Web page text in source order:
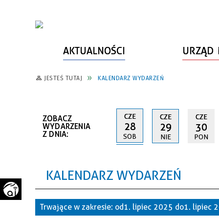
AKTUALNOŚCI URZĄD
WŁADZE MIASTA
URZĄD STANU CYWILNEGO
STRATEGIE, PLANY, PROGRAMY
FUNDUSZE ZEWNĘTRZNE
INFORMACJE O MIEŚCIE
PARTNERZY, NGO
JEDNOSTKI MIEJSKIE
INWESTYCJE MIEJSKIE
POWIATOWY LIDER
PRZEDSIĘBIORCZOŚCI
SPORT
SZLAKI TURYSTYCZNE
ZAŁATW SPRAWĘ
BEZPIECZEŃSTWO
ZWIERZĘTA W GMINIE
INFORMATOR
KOMUNIKACJA I TRANSPORT
JESTEŚ TUTAJ KALENDARZ WYDARZEŃ
ZOBACZ
WYDARZENIA
Z DNIA:
CZE
28
SOB
CZE
29
NIE
CZE
30
PON
KALENDARZ WYDARZEŃ
Trwające w zakresie: od 1. lipiec 2025 do 1. lipiec